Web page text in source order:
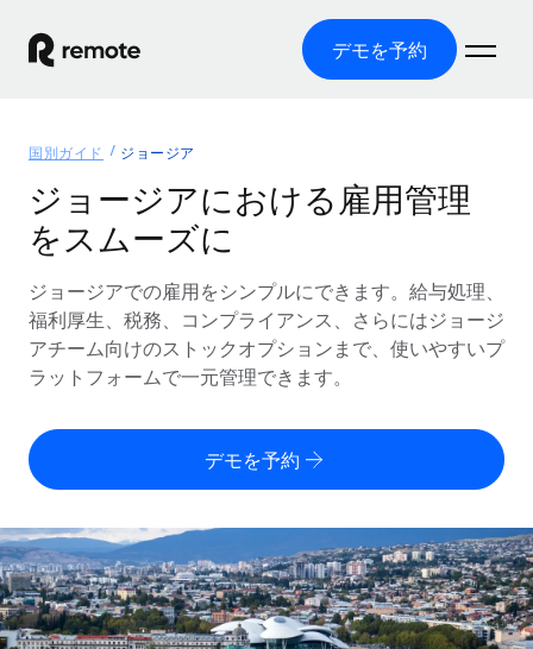
デモを予約
グローバル雇用
グローバル給与処理
コンプライアンス対応の給与処理を手軽に
Employer of Record（EOR）
グローバル展開をコストをかけずに実現
Contractor of Record
世界中の契約社員と法令を遵守して契約
世界中の契約社員をオンボーディングし、管理
PEO
複雑な雇用関連業務を外部委託
ソリューション
各国の制度に対応
国別ガイド
/国別のグローバル雇用支援を検索する
Remoteを他社と比較
成長の段階
スタートアップ
リソース
ツールと計算ツール
従業員コスト計算ツール
契約社員の報酬計算ツール
グローバルな契約社員向けに、通貨オプションと支払スピー
ドを確認する
価格
English
Nederlands
Français
ログイン
国別ガイド ジョージア
ジョージアにおける雇用管理
をスムーズに
ジョージアでの雇用をシンプルにできます。給与処理、
福利厚生、税務、コンプライアンス、さらにはジョージ
アチーム向けのストックオプションまで、使いやすいプ
ラットフォームで一元管理できます。
デモを予約